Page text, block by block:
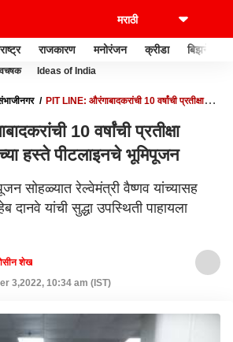
राजकारण मनोरंजन क्रीडा बिझनेस
Ideas of India
PIT LINE: औरंगाबादकरांची 10 वर्षांची प्रतीक्षा
10 वर्षांची प्रतीक्षा
हस्ते पीटलाइनचे भूमिपूजन
सोहळ्यात रेल्वेमंत्री वैष्णव यांच्यासह
दानवे यांची सुद्धा उपस्थिती पाहायला
शेख
3,2022, 10:34 am (IST)